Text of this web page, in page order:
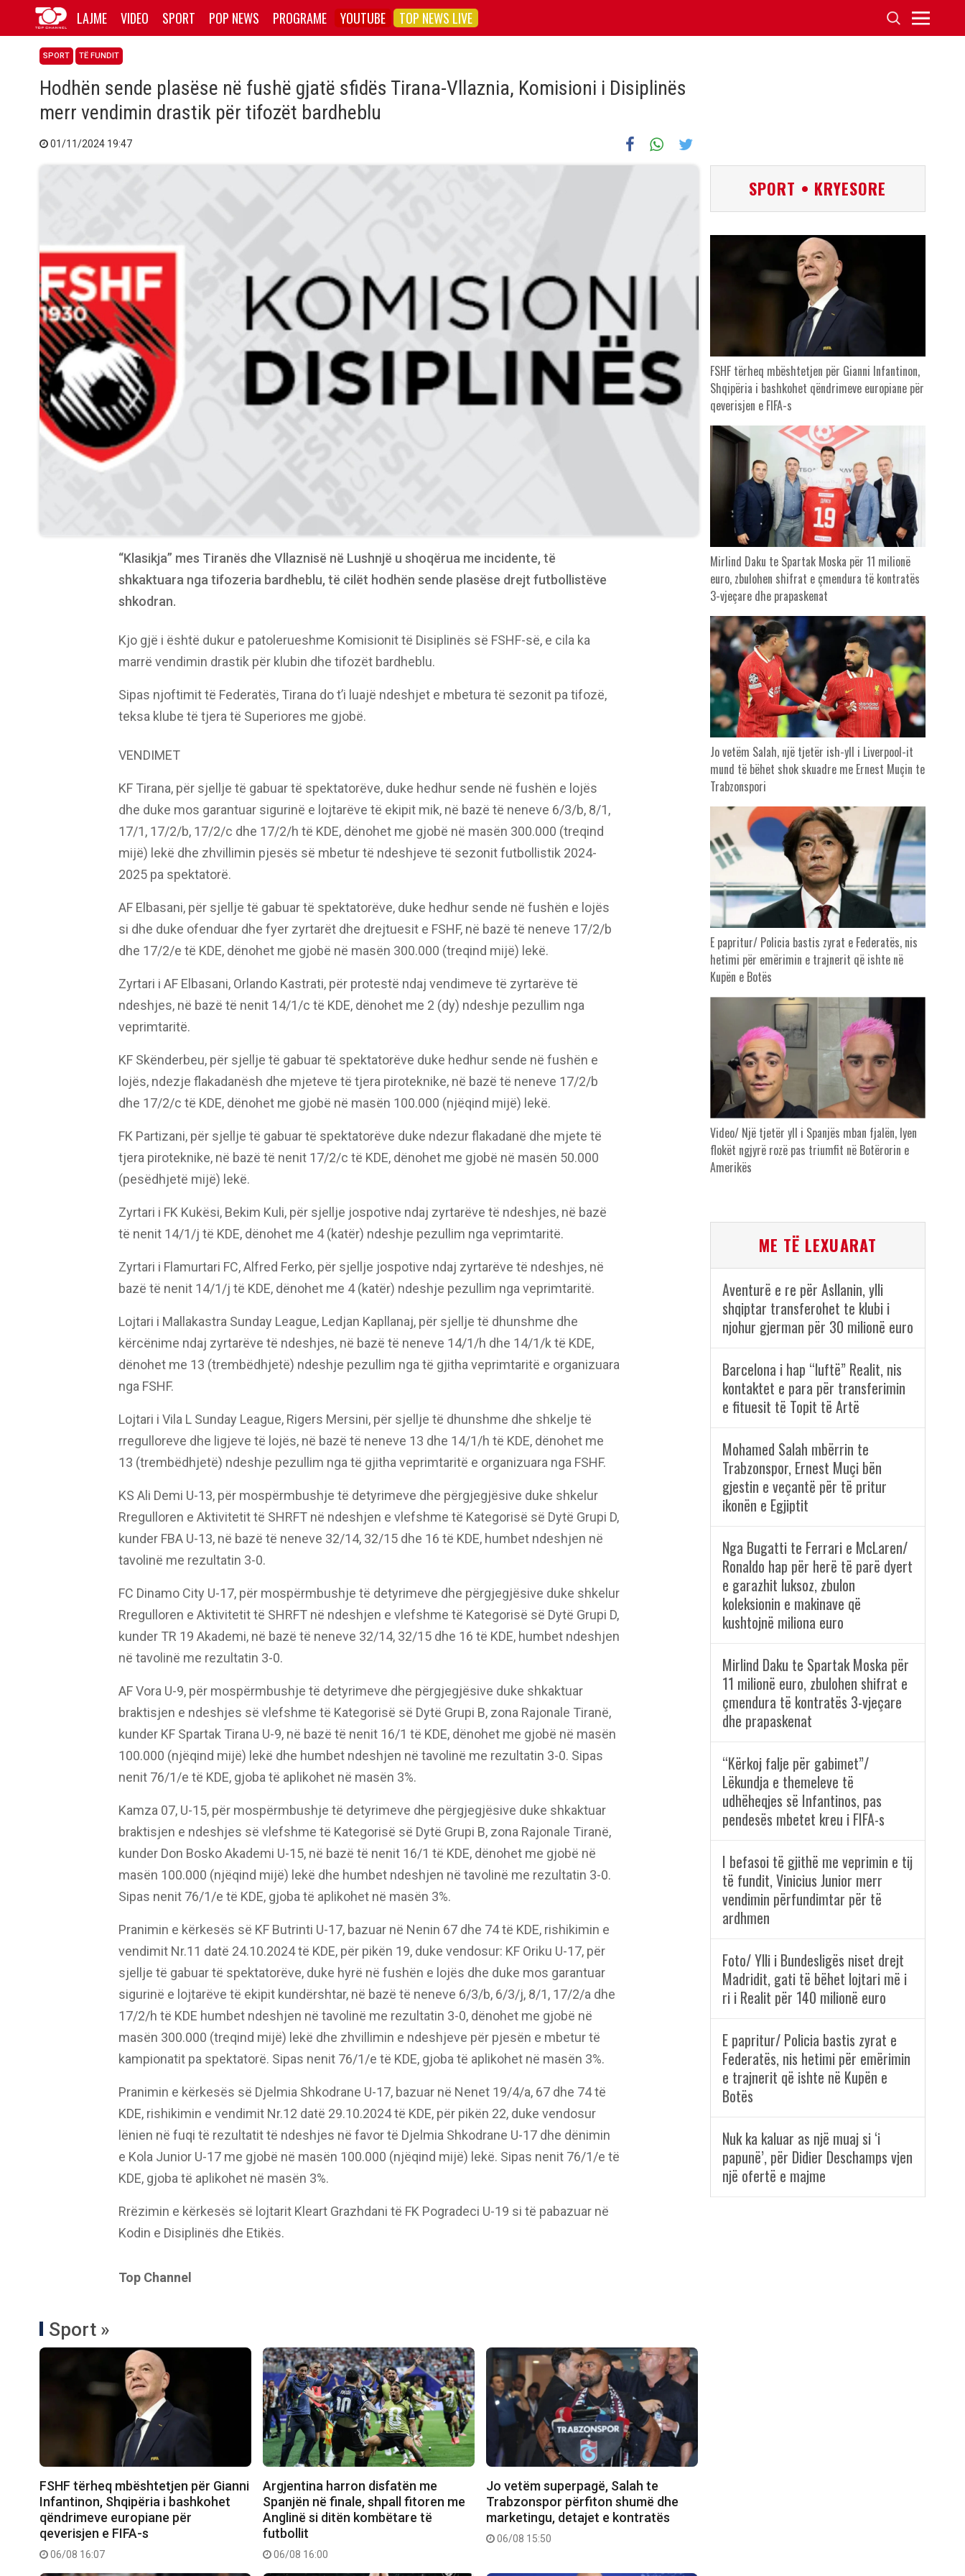
LAJME VIDEO SPORT POP NEWS PROGRAME YOUTUBE TOP NEWS LIVE
SPORT TË FUNDIT
Hodhën sende plasëse në fushë gjatë sfidës Tirana-Vllaznia, Komisioni i Disiplinës
merr vendimin drastik për tifozët bardheblu
01/11/2024 19:47
“Klasikja” mes Tiranës dhe Vllaznisë në Lushnjë u shoqërua me incidente, të
shkaktuara nga tifozeria bardheblu, të cilët hodhën sende plasëse drejt futbollistëve
shkodran.
Kjo gjë i është dukur e patolerueshme Komisionit të Disiplinës së FSHF-së, e cila ka
marrë vendimin drastik për klubin dhe tifozët bardheblu.
Sipas njoftimit të Federatës, Tirana do t’i luajë ndeshjet e mbetura të sezonit pa tifozë,
teksa klube të tjera të Superiores me gjobë.
VENDIMET
KF Tirana, për sjellje të gabuar të spektatorëve, duke hedhur sende në fushën e lojës
dhe duke mos garantuar sigurinë e lojtarëve të ekipit mik, në bazë të neneve 6/3/b, 8/1,
17/1, 17/2/b, 17/2/c dhe 17/2/h të KDE, dënohet me gjobë në masën 300.000 (treqind
mijë) lekë dhe zhvillimin pjesës së mbetur të ndeshjeve të sezonit futbollistik 2024-
2025 pa spektatorë.
AF Elbasani, për sjellje të gabuar të spektatorëve, duke hedhur sende në fushën e lojës
si dhe duke ofenduar dhe fyer zyrtarët dhe drejtuesit e FSHF, në bazë të neneve 17/2/b
dhe 17/2/e të KDE, dënohet me gjobë në masën 300.000 (treqind mijë) lekë.
Zyrtari i AF Elbasani, Orlando Kastrati, për protestë ndaj vendimeve të zyrtarëve të
ndeshjes, në bazë të nenit 14/1/c të KDE, dënohet me 2 (dy) ndeshje pezullim nga
veprimtaritë.
KF Skënderbeu, për sjellje të gabuar të spektatorëve duke hedhur sende në fushën e
lojës, ndezje flakadanësh dhe mjeteve të tjera piroteknike, në bazë të neneve 17/2/b
dhe 17/2/c të KDE, dënohet me gjobë në masën 100.000 (njëqind mijë) lekë.
FK Partizani, për sjellje të gabuar të spektatorëve duke ndezur flakadanë dhe mjete të
tjera piroteknike, në bazë të nenit 17/2/c të KDE, dënohet me gjobë në masën 50.000
(pesëdhjetë mijë) lekë.
Zyrtari i FK Kukësi, Bekim Kuli, për sjellje jospotive ndaj zyrtarëve të ndeshjes, në bazë
të nenit 14/1/j të KDE, dënohet me 4 (katër) ndeshje pezullim nga veprimtaritë.
Zyrtari i Flamurtari FC, Alfred Ferko, për sjellje jospotive ndaj zyrtarëve të ndeshjes, në
bazë të nenit 14/1/j të KDE, dënohet me 4 (katër) ndeshje pezullim nga veprimtaritë.
Lojtari i Mallakastra Sunday League, Ledjan Kapllanaj, për sjellje të dhunshme dhe
kërcënime ndaj zyrtarëve të ndeshjes, në bazë të neneve 14/1/h dhe 14/1/k të KDE,
dënohet me 13 (trembëdhjetë) ndeshje pezullim nga të gjitha veprimtaritë e organizuara
nga FSHF.
Lojtari i Vila L Sunday League, Rigers Mersini, për sjellje të dhunshme dhe shkelje të
rregulloreve dhe ligjeve të lojës, në bazë të neneve 13 dhe 14/1/h të KDE, dënohet me
13 (trembëdhjetë) ndeshje pezullim nga të gjitha veprimtaritë e organizuara nga FSHF.
KS Ali Demi U-13, për mospërmbushje të detyrimeve dhe përgjegjësive duke shkelur
Rregulloren e Aktivitetit të SHRFT në ndeshjen e vlefshme të Kategorisë së Dytë Grupi D,
kunder FBA U-13, në bazë të neneve 32/14, 32/15 dhe 16 të KDE, humbet ndeshjen në
tavolinë me rezultatin 3-0.
FC Dinamo City U-17, për mospërmbushje të detyrimeve dhe përgjegjësive duke shkelur
Rregulloren e Aktivitetit të SHRFT në ndeshjen e vlefshme të Kategorisë së Dytë Grupi D,
kunder TR 19 Akademi, në bazë të neneve 32/14, 32/15 dhe 16 të KDE, humbet ndeshjen
në tavolinë me rezultatin 3-0.
AF Vora U-9, për mospërmbushje të detyrimeve dhe përgjegjësive duke shkaktuar
braktisjen e ndeshjes së vlefshme të Kategorisë së Dytë Grupi B, zona Rajonale Tiranë,
kunder KF Spartak Tirana U-9, në bazë të nenit 16/1 të KDE, dënohet me gjobë në masën
100.000 (njëqind mijë) lekë dhe humbet ndeshjen në tavolinë me rezultatin 3-0. Sipas
nenit 76/1/e të KDE, gjoba të aplikohet në masën 3%.
Kamza 07, U-15, për mospërmbushje të detyrimeve dhe përgjegjësive duke shkaktuar
braktisjen e ndeshjes së vlefshme të Kategorisë së Dytë Grupi B, zona Rajonale Tiranë,
kunder Don Bosko Akademi U-15, në bazë të nenit 16/1 të KDE, dënohet me gjobë në
masën 100.000 (njëqind mijë) lekë dhe humbet ndeshjen në tavolinë me rezultatin 3-0.
Sipas nenit 76/1/e të KDE, gjoba të aplikohet në masën 3%.
Pranimin e kërkesës së KF Butrinti U-17, bazuar në Nenin 67 dhe 74 të KDE, rishikimin e
vendimit Nr.11 datë 24.10.2024 të KDE, për pikën 19, duke vendosur: KF Oriku U-17, për
sjellje të gabuar të spektatorëve, duke hyrë në fushën e lojës dhe duke mos garantuar
sigurinë e lojtarëve të ekipit kundërshtar, në bazë të neneve 6/3/b, 6/3/j, 8/1, 17/2/a dhe
17/2/h të KDE humbet ndeshjen në tavolinë me rezultatin 3-0, dënohet me gjobë në
masën 300.000 (treqind mijë) lekë dhe zhvillimin e ndeshjeve për pjesën e mbetur të
kampionatit pa spektatorë. Sipas nenit 76/1/e të KDE, gjoba të aplikohet në masën 3%.
Pranimin e kërkesës së Djelmia Shkodrane U-17, bazuar në Nenet 19/4/a, 67 dhe 74 të
KDE, rishikimin e vendimit Nr.12 datë 29.10.2024 të KDE, për pikën 22, duke vendosur
lënien në fuqi të rezultatit të ndeshjes në favor të Djelmia Shkodrane U-17 dhe dënimin
e Kola Junior U-17 me gjobë në masën 100.000 (njëqind mijë) lekë. Sipas nenit 76/1/e të
KDE, gjoba të aplikohet në masën 3%.
Rrëzimin e kërkesës së lojtarit Kleart Grazhdani të FK Pogradeci U-19 si të pabazuar në
Kodin e Disiplinës dhe Etikës.
Top Channel
Sport »
FSHF tërheq mbështetjen për Gianni
Infantinon, Shqipëria i bashkohet
qëndrimeve europiane për
qeverisjen e FIFA-s
06/08 16:07
Argjentina harron disfatën me
Spanjën në finale, shpall fitoren me
Anglinë si ditën kombëtare të
futbollit
06/08 16:00
Jo vetëm superpagë, Salah te
Trabzonspor përfiton shumë dhe
marketingu, detajet e kontratës
06/08 15:50
SPORT • KRYESORE
FSHF tërheq mbështetjen për Gianni Infantinon,
Shqipëria i bashkohet qëndrimeve europiane për
qeverisjen e FIFA-s
Mirlind Daku te Spartak Moska për 11 milionë
euro, zbulohen shifrat e çmendura të kontratës
3-vjeçare dhe prapaskenat
Jo vetëm Salah, një tjetër ish-yll i Liverpool-it
mund të bëhet shok skuadre me Ernest Muçin te
Trabzonspori
E papritur/ Policia bastis zyrat e Federatës, nis
hetimi për emërimin e trajnerit që ishte në
Kupën e Botës
Video/ Një tjetër yll i Spanjës mban fjalën, lyen
flokët ngjyrë rozë pas triumfit në Botërorin e
Amerikës
ME TË LEXUARAT
Aventurë e re për Asllanin, ylli
shqiptar transferohet te klubi i
njohur gjerman për 30 milionë euro
Barcelona i hap “luftë” Realit, nis
kontaktet e para për transferimin
e fituesit të Topit të Artë
Mohamed Salah mbërrin te
Trabzonspor, Ernest Muçi bën
gjestin e veçantë për të pritur
ikonën e Egjiptit
Nga Bugatti te Ferrari e McLaren/
Ronaldo hap për herë të parë dyert
e garazhit luksoz, zbulon
koleksionin e makinave që
kushtojnë miliona euro
Mirlind Daku te Spartak Moska për
11 milionë euro, zbulohen shifrat e
çmendura të kontratës 3-vjeçare
dhe prapaskenat
“Kërkoj falje për gabimet”/
Lëkundja e themeleve të
udhëheqjes së Infantinos, pas
pendesës mbetet kreu i FIFA-s
I befasoi të gjithë me veprimin e tij
të fundit, Vinicius Junior merr
vendimin përfundimtar për të
ardhmen
Foto/ Ylli i Bundesligës niset drejt
Madridit, gati të bëhet lojtari më i
ri i Realit për 140 milionë euro
E papritur/ Policia bastis zyrat e
Federatës, nis hetimi për emërimin
e trajnerit që ishte në Kupën e
Botës
Nuk ka kaluar as një muaj si ‘i
papunë’, për Didier Deschamps vjen
një ofertë e majme